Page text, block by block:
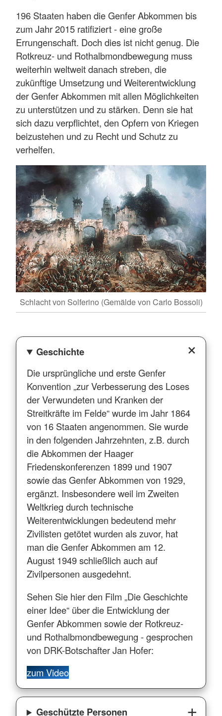
196 Staaten haben die Genfer Abkommen bis
zum Jahr 2015 ratifiziert - eine große
Errungenschaft. Doch dies ist nicht genug. Die
Rotkreuz- und Rothalbmondbewegung muss
weiterhin weltweit danach streben, die
zukünftige Umsetzung und Weiterentwicklung
der Genfer Abkommen mit allen Möglichkeiten
zu unterstützen und zu stärken. Denn sie hat
sich dazu verpflichtet, den Opfern von Kriegen
beizustehen und zu Recht und Schutz zu
verhelfen.
Schlacht von Solferino (Gemälde von Carlo Bossoli)
Geschichte
Die ursprüngliche und erste Genfer
Konvention „zur Verbesserung des Loses
der Verwundeten und Kranken der
Streitkräfte im Felde“ wurde im Jahr 1864
von 16 Staaten angenommen. Sie wurde
in den folgenden Jahrzehnten, z.B. durch
die Abkommen der Haager
Friedenskonferenzen 1899 und 1907
sowie das Genfer Abkommen von 1929,
ergänzt. Insbesondere weil im Zweiten
Weltkrieg durch technische
Weiterentwicklungen bedeutend mehr
Zivilisten getötet wurden als zuvor, hat
man die Genfer Abkommen am 12.
August 1949 schließlich auch auf
Zivilpersonen ausgedehnt.
Sehen Sie hier den Film „Die Geschichte
einer Idee“ über die Entwicklung der
Genfer Abkommen sowie der Rotkreuz-
und Rothalbmondbewegung - gesprochen
von DRK-Botschafter Jan Hofer:
zum Video
Geschützte Personen